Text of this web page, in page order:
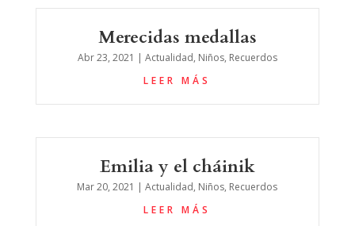
Merecidas medallas
Abr 23, 2021 | Actualidad, Niños, Recuerdos
LEER MÁS
Emilia y el cháinik
Mar 20, 2021 |Actualidad, Niños, Recuerdos
LEER MÁS